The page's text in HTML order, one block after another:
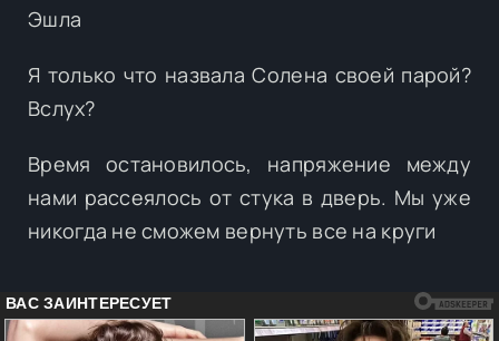
Эшла
Я только что назвала Солена своей парой?
Вслух?
Время остановилось, напряжение между
нами рассеялось от стука в дверь. Мы уже
никогда не сможем вернуть все на круги